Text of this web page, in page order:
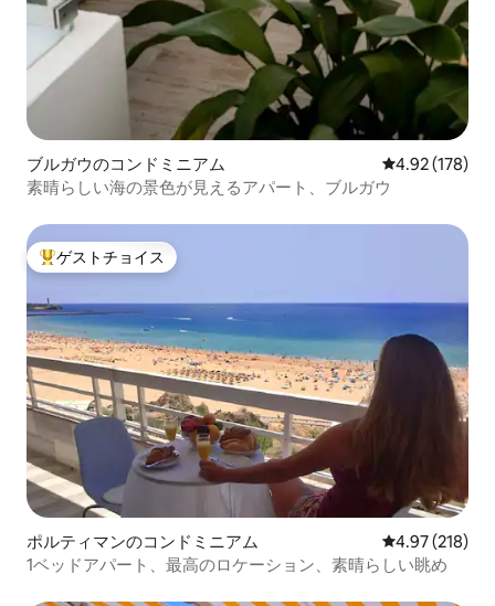
ブルガウのコンドミニアム レビュー178
4.92 (178)
素晴らしい海の景色が見えるアパート、ブルガウ
大好評のゲストチョイスです。
ゲストチョイス
ポルティマンのコンドミニアム レビュー218
4.97 (218)
1ベッドアパート、最高のロケーション、素晴らしい眺め